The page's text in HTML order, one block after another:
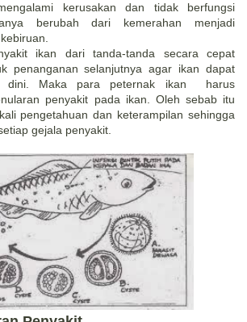
kerusakan dan tidak berfungsi
berubah dari kemerahan menjadi
ikan dari tanda-tanda secara cepat
penanganan selanjutnya agar ikan dapat
dini. Maka para peternak ikan harus
penyakit pada ikan. Oleh sebab itu
pengetahuan dan keterampilan sehingga
gejala penyakit.